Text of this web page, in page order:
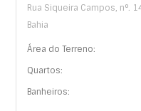
Rua Siqueira Campos, n°.
Bahia
Área do Terreno:
Quartos:
Banheiros: